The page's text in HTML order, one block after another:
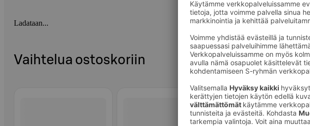
Ladataan...
Vaihtelua ostoskoriin